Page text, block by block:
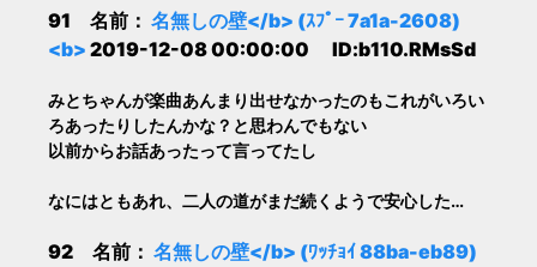
91 名前： 名無しの壁</b> (ｽﾌﾟｰ 7a1a-2608)
<b> 2019-12-08 00:00:00 ID:b110.RMsSd
みとちゃんが楽曲あんまり出せなかったのもこれがいろい
ろあったりしたんかな？と思わんでもない
以前からお話あったって言ってたし
なにはともあれ、二人の道がまだ続くようで安心した…
92 名前： 名無しの壁</b> (ﾜｯﾁｮｲ 88ba-eb89)